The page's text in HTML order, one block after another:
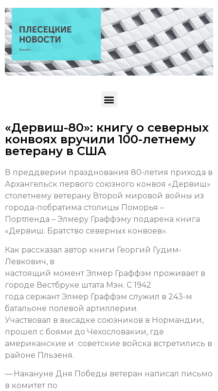
«Дервиш-80»: книгу о северных
конвоях вручили 100-летнему
ветерану в США
В преддверии празднования 80-летия прихода в
Архангельск первого союзного конвоя «Дервиш»
столетнему ветерану Второй мировой войны из
города-побратима столицы Поморья –
Портленда – Элмеру Граффэму подарена книга
«Дервиш. Братство северных конвоев».
Как рассказал автор книги Георгий Гудим-
Левкович, в
настоящий момент Элмер Граффэм проживает в
городе Вестбруке штата Мэн. С 1942
года сержант Элмер Граффэм служил в 243-м
батальоне полевой артиллерии.
Участвовал в высадке союзников в Нормандии,
прошел с боями до Чехословакии, где
американские и советские войска встретились в
районе Пльзеня.
— Накануне Дня Победы ветеран написал письмо
в комитет по